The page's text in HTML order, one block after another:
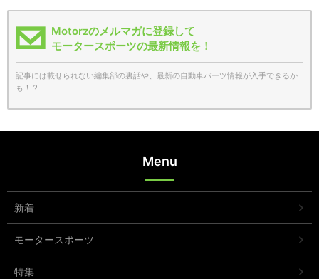
Motorzのメルマガに登録して
モータースポーツの最新情報を！
記事には載せられない編集部の裏話や、最新の自動車パーツ情報が入手できるか
も！？
Menu
新着
モータースポーツ
特集